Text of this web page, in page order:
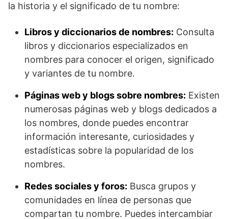
la historia y el significado de tu nombre:
Libros y diccionarios de nombres: Consulta
libros y diccionarios especializados en
nombres para conocer el origen, significado
y variantes de tu nombre.
Páginas web y blogs sobre nombres: Existen
numerosas páginas web y blogs dedicados a
los nombres, donde puedes encontrar
información interesante, curiosidades y
estadísticas sobre la popularidad de los
nombres.
Redes sociales y foros: Busca grupos y
comunidades en línea de personas que
compartan tu nombre. Puedes intercambiar